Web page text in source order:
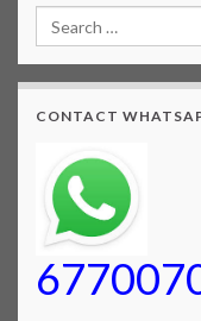
CONTACT